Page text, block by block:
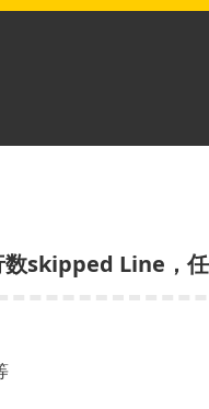
数skipped Line，